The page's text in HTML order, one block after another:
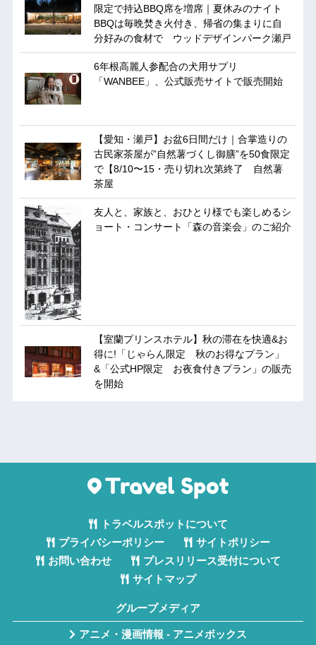
限定で持込BBQ席を増席｜夏休みのナイト
BBQは毎晩焚き火付き、帰省の集まりに自
分好みの食材で ウッドデザインパーク瀬戸
6年根高麗人参配合の犬用サプリ
「WANBEE」、公式販売サイトで販売開始
【愛知・瀬戸】お盆6日間だけ｜合掌造りの
古民家茶屋が”自然薯づくし御膳”を50食限定
で【8/10〜15・売り切れ次第終了 自然薯
茶屋
友人と、家族と、おひとり様でも楽しめるシ
ョート・コンサート「森の音楽会」のご紹介
【室蘭プリンスホテル】秋の滞在を快適&お
得に!「じゃらん限定 秋のお得なプラン」
&「公式HP限定 お夜食付きプラン」の販売
を開始
トラベルスポットについて
プライバシーポリシー
サイトポリシー
お問い合わせ
プレスリリース受付について
サイトマップ
グループメディア
アニメ・漫画情報 - アニメボックス